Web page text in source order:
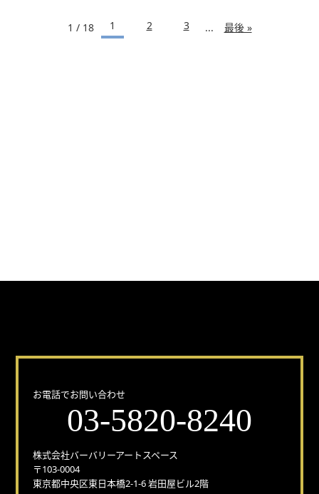
1 / 18 1 2 3 ... 最後 »
お電話でお問い合わせ
03-5820-8240
株式会社バーバリーアートスペース
〒103-0004
東京都中央区東日本橋2-1-6 岩田屋ビル2階